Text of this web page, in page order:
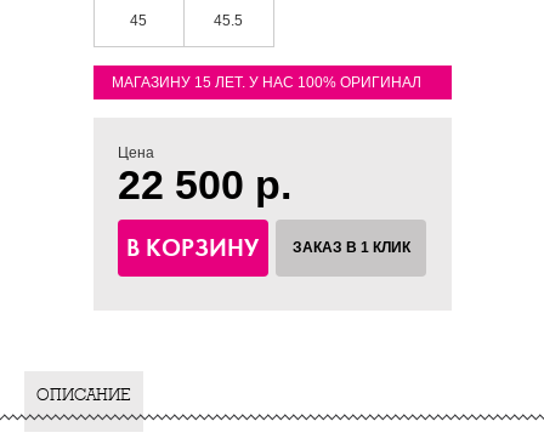
45 45.5
МАГАЗИНУ 15 ЛЕТ. У НАС 100% ОРИГИНАЛ
Цена
22 500 р.
В КОРЗИНУ ЗАКАЗ В 1 КЛИК
ОПИСАНИЕ